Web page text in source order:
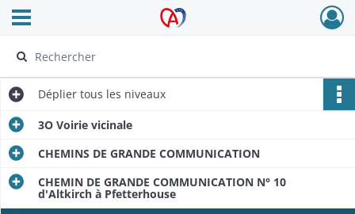
Archives Alsace - Colmar
Ouvrir le menu déroulant
Déplier tous les niveaux
3O Voirie vicinale
CHEMINS DE GRANDE COMMUNICATION
CHEMIN DE GRANDE COMMUNICATION N° 10
d'Altkirch à Pfetterhouse